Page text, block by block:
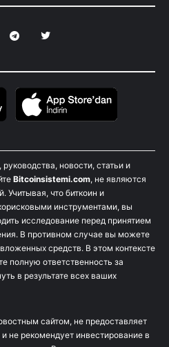
новости, статьи и
Bitcoinsistemi.com, не являются
Учитывая, что биткоин и
инструментами, вы
исследование перед принятием
В противном случае вы можете
средств. В этом контексте
полную ответственность за
в результате всех ваших
сайтом, не предоставляет
не рекомендует инвестирование в